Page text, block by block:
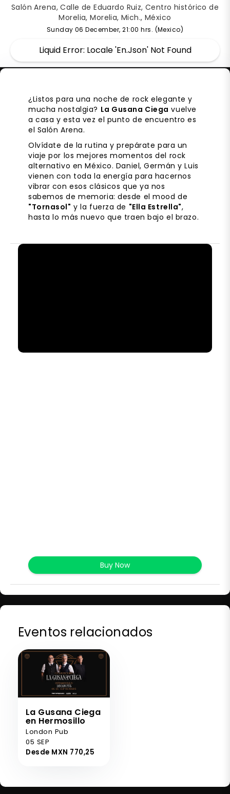
Salón Arena, Calle de Eduardo Ruiz, Centro histórico de
Morelia, Morelia, Mich., México
Sunday 06 December, 21:00 hrs. (Mexico)
Liquid Error: Locale 'en.json' Not Found
¿Listos para una noche de rock elegante y
mucha nostalgia? La Gusana Ciega vuelve
a casa y esta vez el punto de encuentro es
el Salón Arena.
Olvídate de la rutina y prepárate para un
viaje por los mejores momentos del rock
alternativo en México. Daniel, Germán y Luis
vienen con toda la energía para hacernos
vibrar con esos clásicos que ya nos
sabemos de memoria: desde el mood de
"Tornasol" y la fuerza de "Ella Estrella",
hasta lo más nuevo que traen bajo el brazo.
Buy Now
Eventos relacionados
La Gusana Ciega
en Hermosillo
London Pub
05 SEP
Desde MXN 770,25